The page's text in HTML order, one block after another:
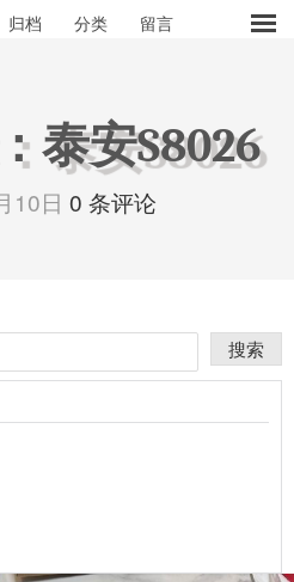
归档 分类 留言
泰安S8026
10日 0 条评论
搜索